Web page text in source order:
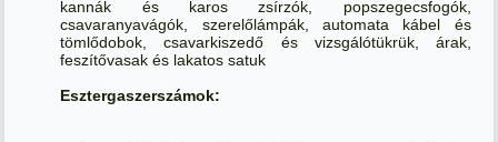
kannák és karos zsírzók, popszegecsfogók,
csavaranyavágók, szerelőlámpák, automata kábel és
tömlődobok, csavarkiszedő és vizsgálótükrük, árak,
feszítővasak és lakatos satuk
Esztergaszerszámok: